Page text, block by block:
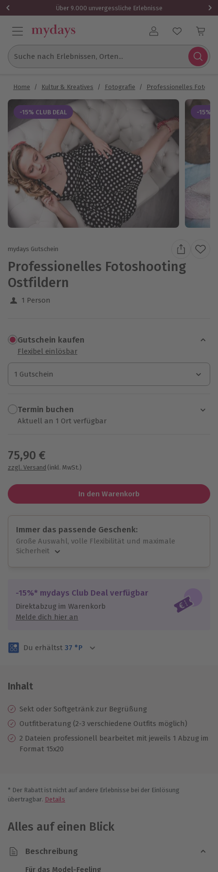
Über 9.000 unvergessliche Erlebnisse
Benutzerkonto
Suche nach Erlebnissen, Orten...
Home / Kultur & Kreatives / Fotografie / Professionelles
-15% CLUB DEAL -15%
mydays Gutschein
Professionelles Fotoshooting
Ostfildern
1 Person
Gutschein kaufen
Flexibel einlösbar
1 Gutschein
1 Gutschein
1 Gutschein
Termin buchen
Aktuell an 1 Ort verfügbar
75,90 €
zzgl. Versand (inkl. MwSt.)
In den Warenkorb
Immer das passende Geschenk:
Große Auswahl, volle Flexibilität und maximale
Sicherheit
Jeder Gutschein für alle Erlebnisse einlösbar.
Maximale Sicherheit
3 Jahre gültig & verlängerbar.
-15%* mydays Club Deal verfügbar
Direktabzug im Warenkorb
Melde dich hier an
Du erhältst 37 °P
Inhalt
Sekt oder Softgetränk zur Begrüßung
Outfitberatung (2-3 verschiedene Outfits möglich)
2 Dateien professionell bearbeitet mit jeweils 1 Abzug im
Format 15x20
* Der Rabatt ist nicht auf andere Erlebnisse bei der Einlösung
übertragbar. Details
Alles auf einen Blick
Beschreibung
Für das Model-Feeling